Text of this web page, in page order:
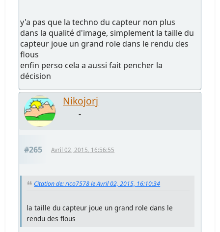
y'a pas que la techno du capteur non plus
dans la qualité d'image, simplement la taille du
capteur joue un grand role dans le rendu des
flous
enfin perso cela a aussi fait pencher la
décision
Nikojorj
-
#265 Avril 02, 2015, 16:56:55
Citation de: rico7578 le Avril 02, 2015, 16:10:34
la taille du capteur joue un grand role dans le
rendu des flous